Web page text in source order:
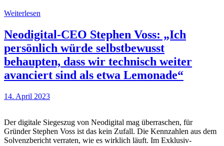
Weiterlesen
Neodigital-CEO Stephen Voss: „Ich
persönlich würde selbstbewusst
behaupten, dass wir technisch weiter
avanciert sind als etwa Lemonade“
14. April 2023
Der digitale Siegeszug von Neodigital mag überraschen, für
Gründer Stephen Voss ist das kein Zufall. Die Kennzahlen aus dem
Solvenzbericht verraten, wie es wirklich läuft. Im Exklusiv-